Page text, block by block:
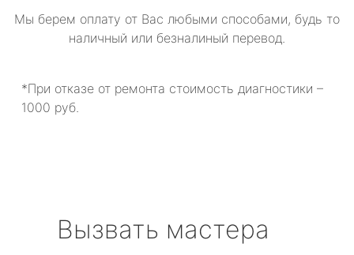
Мы берем оплату от Вас любыми способами, будь то
наличный или безналиный перевод.
*При отказе от ремонта стоимость диагностики –
1000 руб.
Вызвать мастера